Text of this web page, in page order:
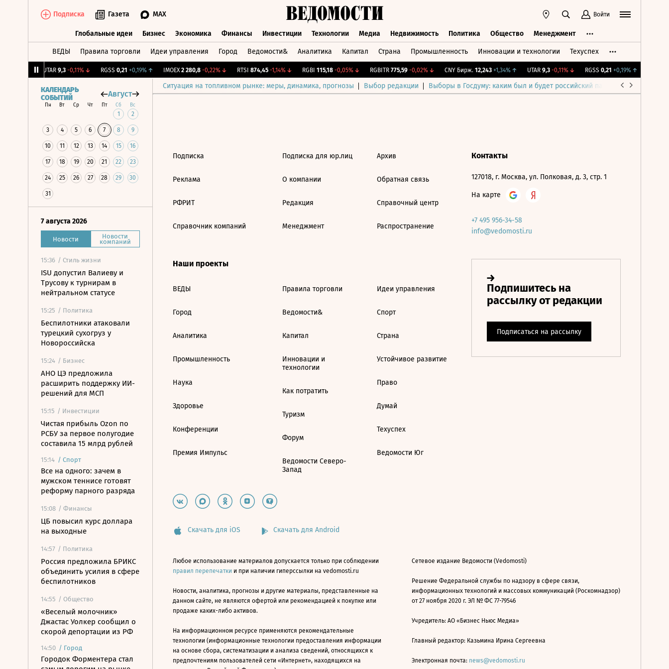
Подписка Газета MAX Войти
Глобальные идеи Бизнес Экономика Финансы Инвестиции Технологии Медиа Недвижимость Политика Общество Менеджмент
ВЕДЫ Правила торговли Идеи управления Город Ведомости& Аналитика Капитал Страна Промышленность Инновации и технологии Техуспех
UTAR 9,3 -0,11%↓ RGSS 0,21 +0,19%↑ IMOEX 2 280,8 -0,22%↓ RTSI 874,45 -1,14%↓ RGBI 115,18 -0,05%↓ RGBITR 775,59 -0,02%↓ CNY Бирж. 12,243 +1,34%↑ UTAR 9,3 -0,11%↓ RGSS 0,21 +0,19%↑
Ситуация на топливном рынке: меры, динамика, прогнозы Выбор редакции Выборы в Госдуму: каким был и будет российский парламент
КАЛЕНДАРЬ
СОБЫТИЙ
Август
Пн Вт Ср Чт Пт Сб Вс
1 2
3 4 5 6 7 8 9
10 11 12 13 14 15 16
17 18 19 20 21 22 23
24 25 26 27 28 29 30
31
7 августа 2026
Новости Новости
компаний
15:36 / Стиль жизни
ISU допустил Валиеву и
Трусову к турнирам в
нейтральном статусе
15:25 / Политика
Беспилотники атаковали
турецкий сухогруз у
Новороссийска
15:24 / Бизнес
АНО ЦЭ предложила
расширить поддержку ИИ-
решений для МСП
15:15 / Инвестиции
Чистая прибыль Ozon по
РСБУ за первое полугодие
составила 15 млрд рублей
15:14 / Спорт
Все на одного: зачем в
мужском теннисе готовят
реформу парного разряда
15:08 / Финансы
ЦБ повысил курс доллара
на выходные
14:57 / Политика
Россия предложила БРИКС
объединить усилия в сфере
беспилотников
14:55 / Общество
«Веселый молочник»
Джастас Уолкер сообщил о
скорой депортации из РФ
14:50 / Город
Городок Форментера стал
Подписка
Реклама
РФРИТ
Справочник компаний
Подписка для юр.лиц
О компании
Редакция
Менеджмент
Архив
Обратная связь
Справочный центр
Распространение
Наши проекты
ВЕДЫ
Город
Аналитика
Промышленность
Наука
Здоровье
Конференции
Премия Импульс
Правила торговли
Ведомости&
Капитал
Инновации и
технологии
Как потратить
Туризм
Форум
Ведомости Северо-
Запад
Идеи управления
Спорт
Страна
Устойчивое развитие
Право
Думай
Техуспех
Ведомости Юг
Контакты
127018, г. Москва, ул. Полковая, д. 3, стр. 1
На карте
+7 495 956-34-58
info@vedomosti.ru
Скачать для iOS Скачать для Android
Любое использование материалов допускается только при соблюдении
правил перепечатки и при наличии гиперссылки на vedomosti.ru
Новости, аналитика, прогнозы и другие материалы, представленные на
данном сайте, не являются офертой или рекомендацией к покупке или
продаже каких-либо активов.
На информационном ресурсе применяются рекомендательные
технологии (информационные технологии предоставления информации
на основе сбора, систематизации и анализа сведений, относящихся к
предпочтениям пользователей сети «Интернет», находящихся на
Сетевое издание Ведомости (Vedomosti)
Решение Федеральной службы по надзору в сфере связи,
информационных технологий и массовых коммуникаций (Роскомнадзор)
от 27 ноября 2020 г. ЭЛ № ФС 77-79546
Учредитель: АО «Бизнес Ньюс Медиа»
Главный редактор: Казьмина Ирина Сергеевна
Электронная почта: news@vedomosti.ru